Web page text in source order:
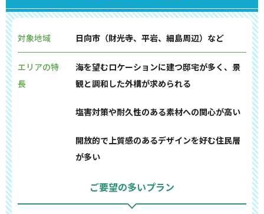
対象地域 日向市（財光寺、平岩、細島周辺）など
エリアの特
長
海を望むロケーションに建つ邸宅が多く、景
観と調和した外構が求められる
塩害対策や耐久性のある素材への関心が高い
開放的で上質感のあるデザインを好む住民層
が多い
ご要望の多いプラン